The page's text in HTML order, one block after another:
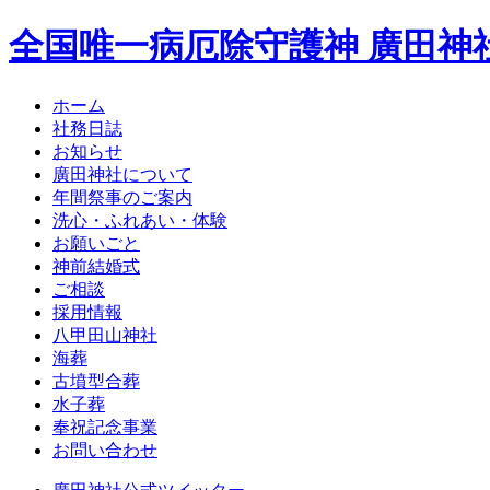
全国唯一病厄除守護神 廣田神
ホーム
社務日誌
お知らせ
廣田神社について
年間祭事のご案内
洗心・ふれあい・体験
お願いごと
神前結婚式
ご相談
採用情報
八甲田山神社
海葬
古墳型合葬
水子葬
奉祝記念事業
お問い合わせ